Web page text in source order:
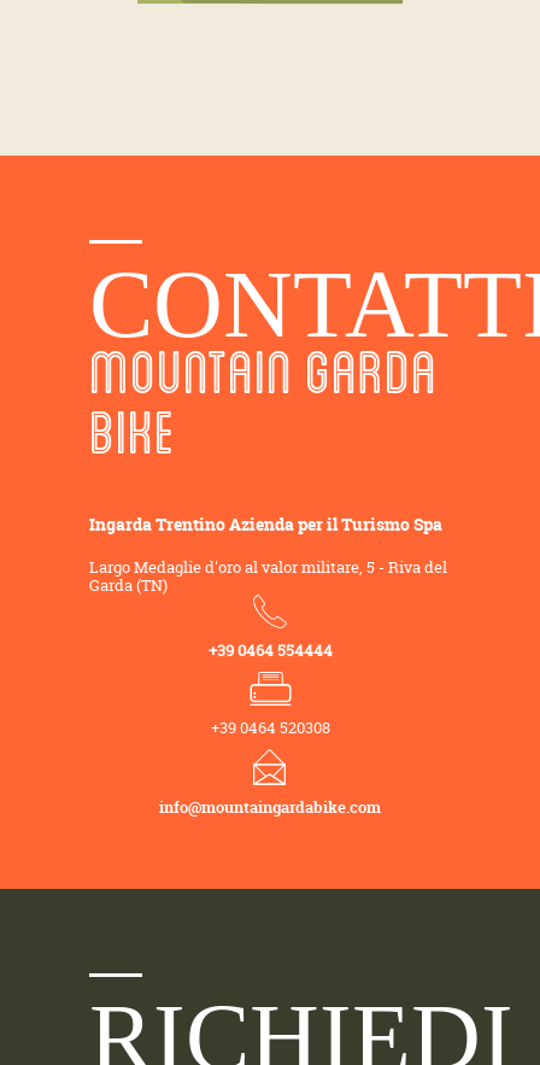
MOUNTAIN GARDA
BIKE
Ingarda Trentino Azienda per il Turismo Spa
Largo Medaglie d'oro al valor militare, 5 - Riva del
Garda (TN)
+39 0464 554444
+39 0464 520308
info@mountaingardabike.com
RICHIEDI